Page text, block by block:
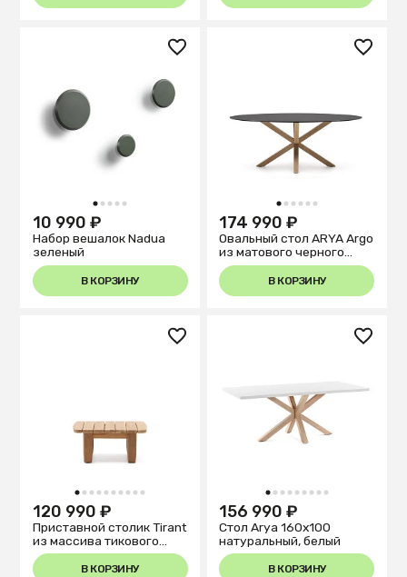
1 2 3 4 5
10 990 ₽
Набор вешалок Nadua
зеленый
В КОРЗИНУ
1 2 3 4 5 6
174 990 ₽
Овальный стол ARYA Argo
из матового черного
стекла и стали с
эффектом дерева
200x100
В КОРЗИНУ
1 2 3 4 5 6 7 8 9 10
120 990 ₽
Приставной столик Tirant
из массива тикового
дерева 100% FSC
В КОРЗИНУ
1 2 3 4 5 6 7 8 9
156 990 ₽
Стол Arya 160х100
натуральный, белый
В КОРЗИНУ